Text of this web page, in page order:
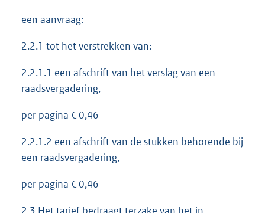
een aanvraag:
2.2.1 tot het verstrekken van:
2.2.1.1 een afschrift van het verslag van een
raadsvergadering,
per pagina € 0,46
2.2.1.2 een afschrift van de stukken behorende bij
een raadsvergadering,
per pagina € 0,46
2.3 Het tarief bedraagt terzake van het in